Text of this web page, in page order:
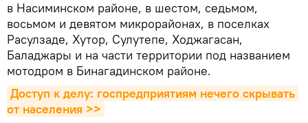
в Насиминском районе, в шестом, седьмом,
восьмом и девятом микрорайонах, в поселках
Расулзаде, Хутор, Сулутепе, Ходжагасан,
Баладжары и на части территории под названием
мотодром в Бинагадинском районе.
Доступ к делу: госпредприятиям нечего скрывать
от населения >>